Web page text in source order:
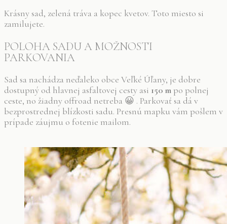
Krásny sad, zelená tráva a kopec kvetov. Toto miesto si
zamilujete.
POLOHA SADU A MOŽNOSTI
PARKOVANIA
Sad sa nachádza neďaleko obce Veľké Úľany, je dobre
dostupný od hlavnej asfaltovej cesty asi 150 m po polnej
ceste, no žiadny offroad netreba 😀 . Parkovať sa dá v
bezprostrednej blízkosti sadu. Presnú mapku vám pošlem v
prípade záujmu o fotenie mailom.